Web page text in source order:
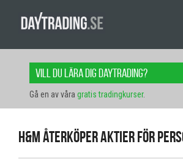
Vill du lära dig daytrading?
Gå en av våra gratis tradingkurser.
H&M återköper aktier för